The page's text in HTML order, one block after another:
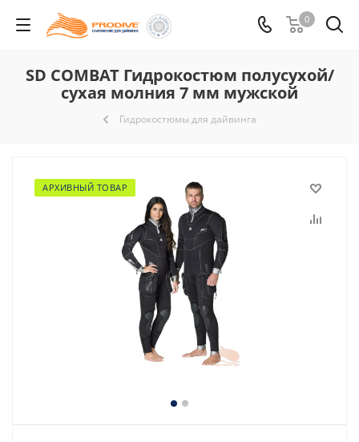
0
SD COMBAT Гидрокостюм полусухой/
сухая молния 7 мм мужской
Гидрокостюмы для дайвинга
АРХИВНЫЙ ТОВАР